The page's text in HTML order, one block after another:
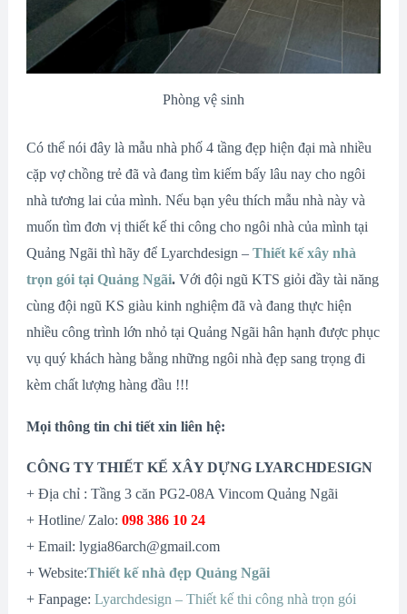
Phòng vệ sinh
Có thể nói đây là mẫu nhà phố 4 tầng đẹp hiện đại mà nhiều
cặp vợ chồng trẻ đã và đang tìm kiếm bấy lâu nay cho ngôi
nhà tương lai của mình. Nếu bạn yêu thích mẫu nhà này và
muốn tìm đơn vị thiết kế thi công cho ngôi nhà của mình tại
Quảng Ngãi thì hãy để Lyarchdesign – Thiết kế xây nhà
trọn gói tại Quảng Ngãi. Với đội ngũ KTS giỏi đầy tài năng
cùng đội ngũ KS giàu kinh nghiệm đã và đang thực hiện
nhiều công trình lớn nhỏ tại Quảng Ngãi hân hạnh được phục
vụ quý khách hàng bằng những ngôi nhà đẹp sang trọng đi
kèm chất lượng hàng đầu !!!
Mọi thông tin chi tiết xin liên hệ:
CÔNG TY THIẾT KẾ XÂY DỰNG LYARCHDESIGN
+ Địa chỉ : Tầng 3 căn PG2-08A Vincom Quảng Ngãi
+ Hotline/ Zalo: 098 386 10 24
+ Email: lygia86arch@gmail.com
+ Website:Thiết kế nhà đẹp Quảng Ngãi
+ Fanpage: Lyarchdesign – Thiết kế thi công nhà trọn gói